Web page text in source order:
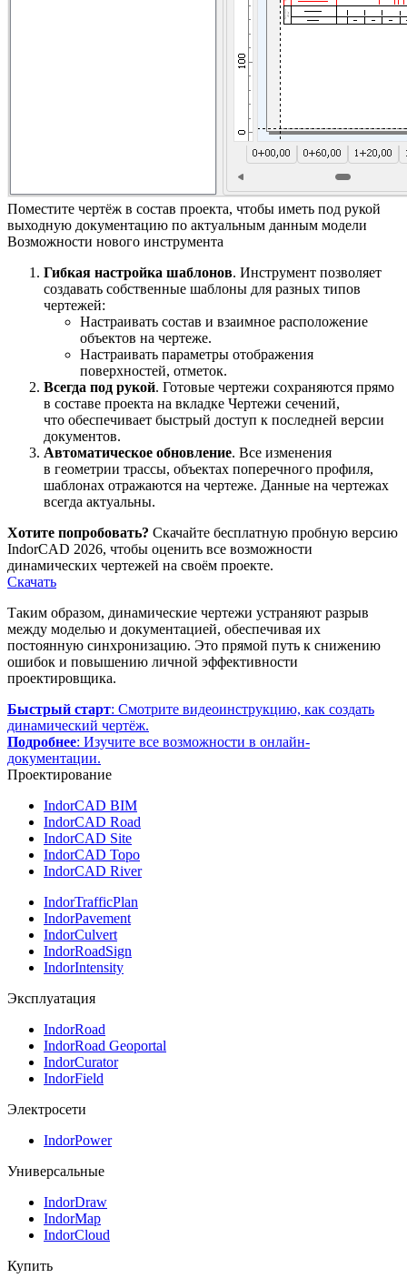
Поместите чертёж в состав проекта, чтобы иметь под рукой
выходную документацию по актуальным данным модели
Возможности нового инструмента
Гибкая настройка шаблонов. Инструмент позволяет
создавать собственные шаблоны для разных типов
чертежей:
Настраивать состав и взаимное расположение
объектов на чертеже.
Настраивать параметры отображения
поверхностей, отметок.
Всегда под рукой. Готовые чертежи сохраняются прямо
в составе проекта на вкладке Чертежи сечений,
что обеспечивает быстрый доступ к последней версии
документов.
Автоматическое обновление. Все изменения
в геометрии трассы, объектах поперечного профиля,
шаблонах отражаются на чертеже. Данные на чертежах
всегда актуальны.
Хотите попробовать? Скачайте бесплатную пробную версию
IndorCAD 2026, чтобы оценить все возможности
динамических чертежей на своём проекте.
Скачать
Таким образом, динамические чертежи устраняют разрыв
между моделью и документацией, обеспечивая их
постоянную синхронизацию. Это прямой путь к снижению
ошибок и повышению личной эффективности
проектировщика.
Быстрый старт: Смотрите видеоинструкцию, как создать
динамический чертёж.
Подробнее: Изучите все возможности в онлайн-
документации.
Проектирование
IndorCAD BIM
IndorCAD Road
IndorCAD Site
IndorCAD Topo
IndorCAD River
IndorTrafficPlan
IndorPavement
IndorCulvert
IndorRoadSign
IndorIntensity
Эксплуатация
IndorRoad
IndorRoad Geoportal
IndorCurator
IndorField
Электросети
IndorPower
Универсальные
IndorDraw
IndorMap
IndorCloud
Купить